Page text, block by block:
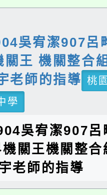
吳宥潔907呂
關王 機關整合
老師的指導️ 桃
學
吳宥潔907呂
關王機關整合
老師的指導️